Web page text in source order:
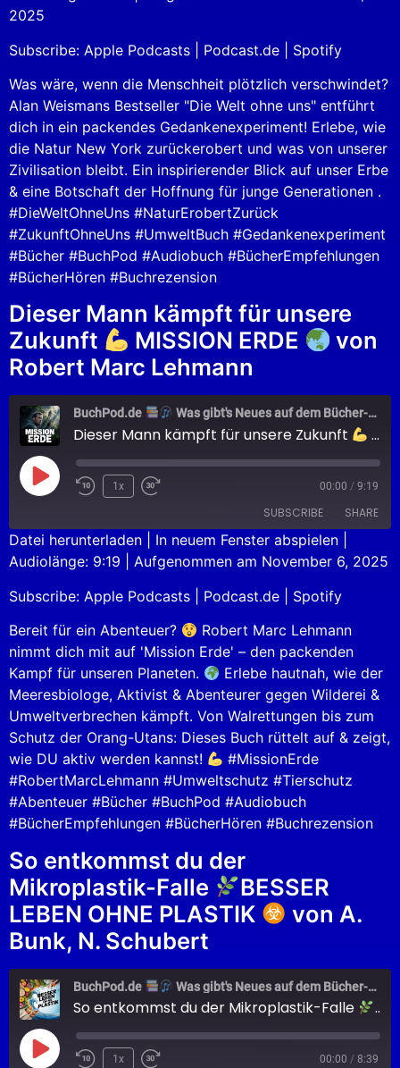
RSS FEED
EMBED
2025
Subscribe: Apple Podcasts Podcast.de
Spotify
Was wäre, wenn die Menschheit plötzlich verschwindet?
Alan Weismans Bestseller "Die Welt ohne uns" entführt
dich in ein packendes Gedankenexperiment! Erlebe, wie
die Natur New York zurückerobert und was von unserer
Zivilisation bleibt. Ein inspirierender Blick auf unser Erbe
& eine Botschaft der Hoffnung für junge Generationen .
#DieWeltOhneUns #NaturErobertZurück
#ZukunftOhneUns #UmweltBuch #Gedankenexperiment
#Bücher #BuchPod #Audiobuch #BücherEmpfehlungen
#BücherHören #Buchrezension
Dieser Mann kämpft für unsere
Zukunft
MISSION ERDE
von
Robert Marc Lehmann
BuchPod.de Was gibt's Neues auf dem Bücher-Markt?
Dieser Mann kämpft für unsere Zukunft MISSION ERDE
1x 00:00 / 9:19
SUBSCRIBE SHARE
Apple Podcasts Podcast.de
Spotify
RSS FEED
SHARE
LINK
EMBED
Datei herunterladen In neuem Fenster abspielen
Audiolänge: 9:19
Aufgenommen am November 6, 2025
Subscribe: Apple Podcasts Podcast.de
Spotify
Bereit für ein Abenteuer?
Robert Marc Lehmann
nimmt dich mit auf 'Mission Erde' – den packenden
Kampf für unseren Planeten.
Erlebe hautnah, wie der
Meeresbiologe, Aktivist & Abenteurer gegen Wilderei &
Umweltverbrechen kämpft. Von Walrettungen bis zum
Schutz der Orang-Utans: Dieses Buch rüttelt auf & zeigt,
wie DU aktiv werden kannst!
#MissionErde
#RobertMarcLehmann #Umweltschutz #Tierschutz
#Abenteuer #Bücher #BuchPod #Audiobuch
#BücherEmpfehlungen #BücherHören #Buchrezension
So entkommst du der
Mikroplastik-Falle
BESSER
LEBEN OHNE PLASTIK
von A.
Bunk, N. Schubert
BuchPod.de Was gibt's Neues auf dem Bücher-Markt?
So entkommst du der Mikroplastik-Falle
1x 00:00 / 8:39